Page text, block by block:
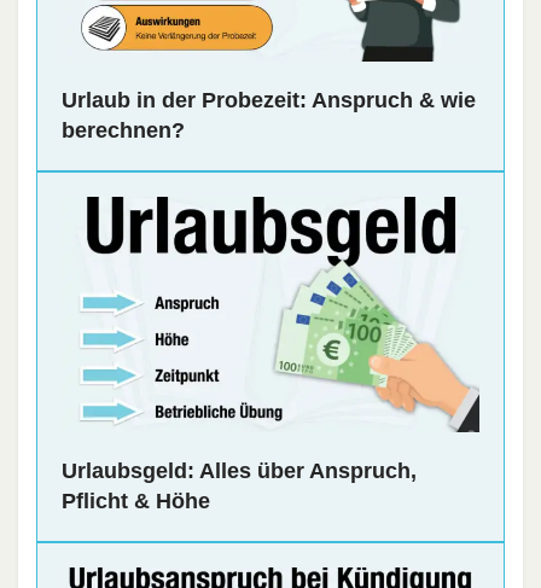
Urlaub in der Probezeit: Anspruch & wie
berechnen?
Urlaubsgeld: Alles über Anspruch,
Pflicht & Höhe